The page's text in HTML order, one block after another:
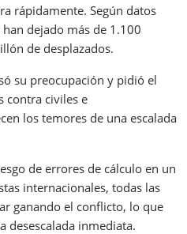
rápidamente. Según datos
dejado más de 1.100
de desplazados.
su preocupación y pidió el
contra civiles e
los temores de una escalada
de errores de cálculo en un
internacionales, todas las
ganando el conflicto, lo que
desescalada inmediata.